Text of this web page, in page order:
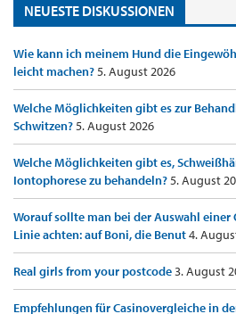
NEUESTE DISKUSSIONEN
Wie kann ich meinem Hund die
leicht machen?5. August 2026
Welche Möglichkeiten gibt es zur
Schwitzen?5. August 2026
Welche Möglichkeiten gibt es,
Iontophorese zu behandeln?5. August
Worauf sollte man bei der Auswahl
Linie achten: auf Boni, die Benut4.
Real girls from your postcode3. August
Empfehlungen für Casinovergleiche in